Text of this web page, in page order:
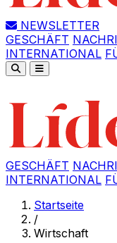
NEWSLETTER
GESCHÄFT
INTERNATIONAL
GESCHÄFT
INTERNATIONAL
Startseite
/
Wirtschaft